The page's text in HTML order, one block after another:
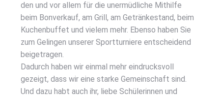
den und vor allem für die uner­müd­li­che Mit­hil­fe
beim Bon­ver­kauf, am Grill, am Geträn­ke­stand, beim
Kuchen­buf­fet und vie­lem mehr. Eben­so haben Sie
zum Gelin­gen unse­rer Sport­tur­nie­re ent­schei­dend
bei­getra­gen.
Dadurch haben wir ein­mal mehr ein­drucks­voll
gezeigt, dass wir eine star­ke Gemein­schaft sind.
Und dazu habt auch ihr, lie­be Schü­le­rin­nen und